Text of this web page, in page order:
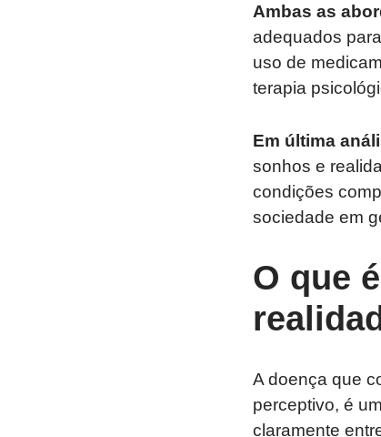
Ambas as
adequados
uso de
terapia
Em última
sonhos e
condições
sociedade em
O que
A doença que
perceptivo, é
claramente